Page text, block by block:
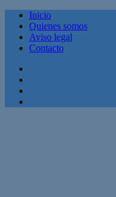
Inicio
Quienes somos
Aviso legal
Contacto